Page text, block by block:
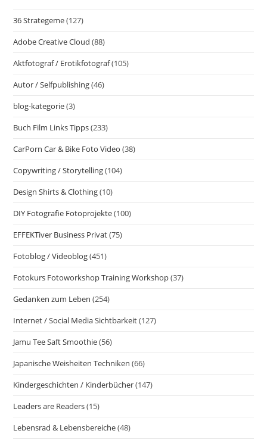
36 Strategeme(127)
Adobe Creative Cloud (88)
Aktfotograf / Erotikfotograf(105)
Autor / Selfpublishing(46)
blog-kategorie(3)
Buch Film Links Tipps(233)
CarPorn Car & Bike Foto Video (38)
Copywriting / Storytelling(104)
Design Shirts & Clothing(10)
DIY Fotografie Fotoprojekte(100)
EFFEKTiver Business Privat(75)
Fotoblog / Videoblog(451)
Fotokurs Fotoworkshop Training Workshop(37)
Gedanken zum Leben (254)
Internet / Social Media Sichtbarkeit(127)
Jamu Tee Saft Smoothie(56)
Japanische Weisheiten Techniken (66)
Kindergeschichten / Kinderbücher(147)
Leaders are Readers(15)
Lebensrad & Lebensbereiche(48)